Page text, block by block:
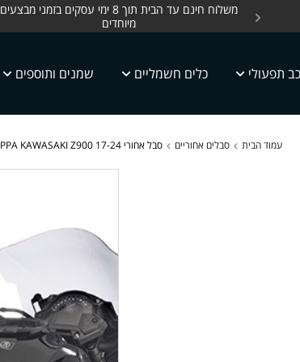
משלוח חינם עד הבית תוך 8 ימי עסקים בזמני מבצעים
מיוחדים
תפעולי כלים חשמליים שמנים ותוספים
עמוד הבית סבלים אחוריים סבל אחורי KAPPA KAWASAKI Z900 17-24